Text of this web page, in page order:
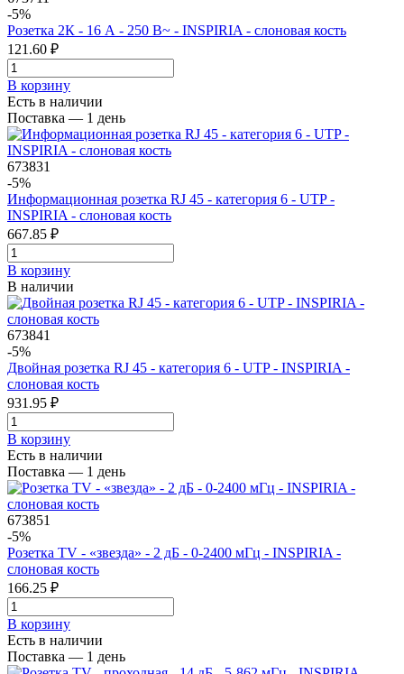
-5%
Розетка 2К - 16 А - 250 В~ - INSPIRIA - слоновая кость
121.60 ₽
В корзинy
Есть в наличии
Поставка — 1 день
673831
-5%
Информационная розетка RJ 45 - категория 6 - UTP -
INSPIRIA - слоновая кость
667.85 ₽
В корзинy
В наличии
673841
-5%
Двойная розетка RJ 45 - категория 6 - UTP - INSPIRIA -
слоновая кость
931.95 ₽
В корзинy
Есть в наличии
Поставка — 1 день
673851
-5%
Розетка TV - «звезда» - 2 дБ - 0-2400 мГц - INSPIRIA -
слоновая кость
166.25 ₽
В корзинy
Есть в наличии
Поставка — 1 день